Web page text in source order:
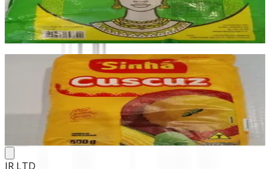
£9.99
Add
Cuscuz de textura leve, ideal para acompanhar guisados.
JR LTD